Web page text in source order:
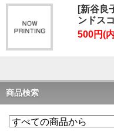
[新谷良
ンドス
500円(
商品検索